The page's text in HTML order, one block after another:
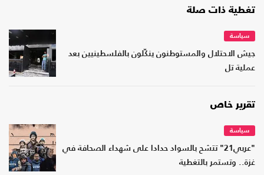
تغطية ذات صلة
سياسة
جيش الاحتلال والمستوطنون ينكّلون بالفلسطينيين بعد
عملية تل
تقرير خاص
سياسة
"عربي21" تتشح بالسواد حدادا على شهداء الصحافة في
غزة.. وتستمر بالتغطية